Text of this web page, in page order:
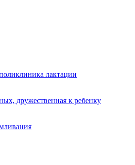
лактации
дружественная к ребенку